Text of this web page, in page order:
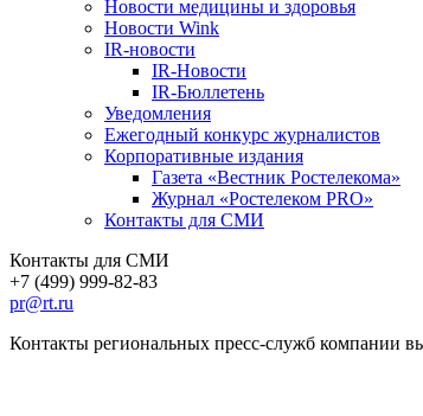
Новости медицины и здоровья
Новости Wink
IR-новости
IR-Новости
IR-Бюллетень
Уведомления
Ежегодный конкурс журналистов
Корпоративные издания
Газета «Вестник Ростелекома»
Журнал «Ростелеком PRO»
Контакты для СМИ
Контакты для СМИ
+7 (499) 999-82-83
pr@rt.ru
Контакты региональных пресс-служб компании